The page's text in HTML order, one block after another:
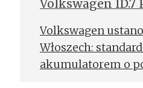
Volkswagen ID.7
Volkswagen
Włoszech:
akumulatorem o